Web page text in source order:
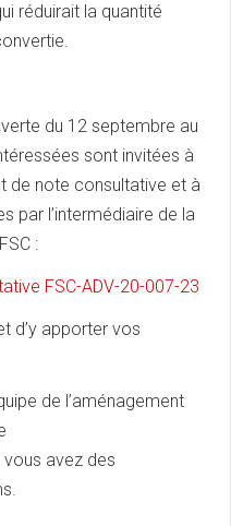
réduirait la quantité
du 12 septembre au
sont invitées à
de note consultative et à
par l’intermédiaire de la
:
FSC-ADV-20-007-23
d’y apporter vos
de l’aménagement
vous avez des